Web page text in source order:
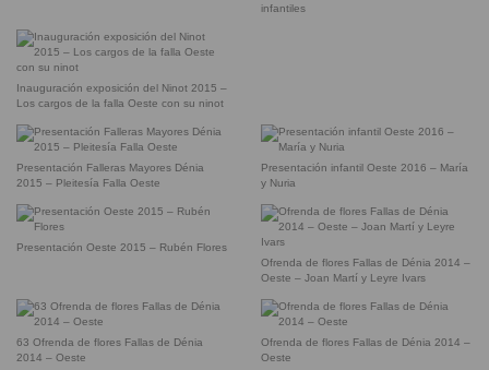
infantiles
Inauguración exposición del Ninot 2015 –
Los cargos de la falla Oeste con su ninot
Presentación Falleras Mayores Dénia
2015 – Pleitesía Falla Oeste
Presentación infantil Oeste 2016 – María
y Nuria
Presentación Oeste 2015 – Rubén Flores
Ofrenda de flores Fallas de Dénia 2014 –
Oeste – Joan Martí y Leyre Ivars
63 Ofrenda de flores Fallas de Dénia
2014 – Oeste
Ofrenda de flores Fallas de Dénia 2014 –
Oeste